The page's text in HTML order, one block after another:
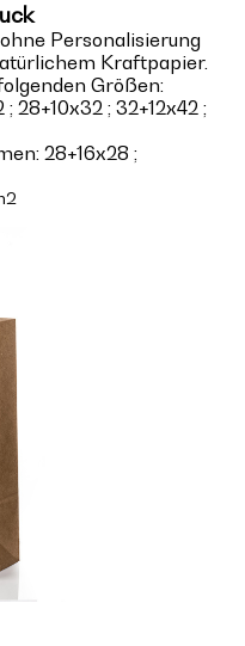
Personalisierung
Kraftpapier.
Größen:
; 28+10x32 ; 32+12x42 ;
28+16x28 ;